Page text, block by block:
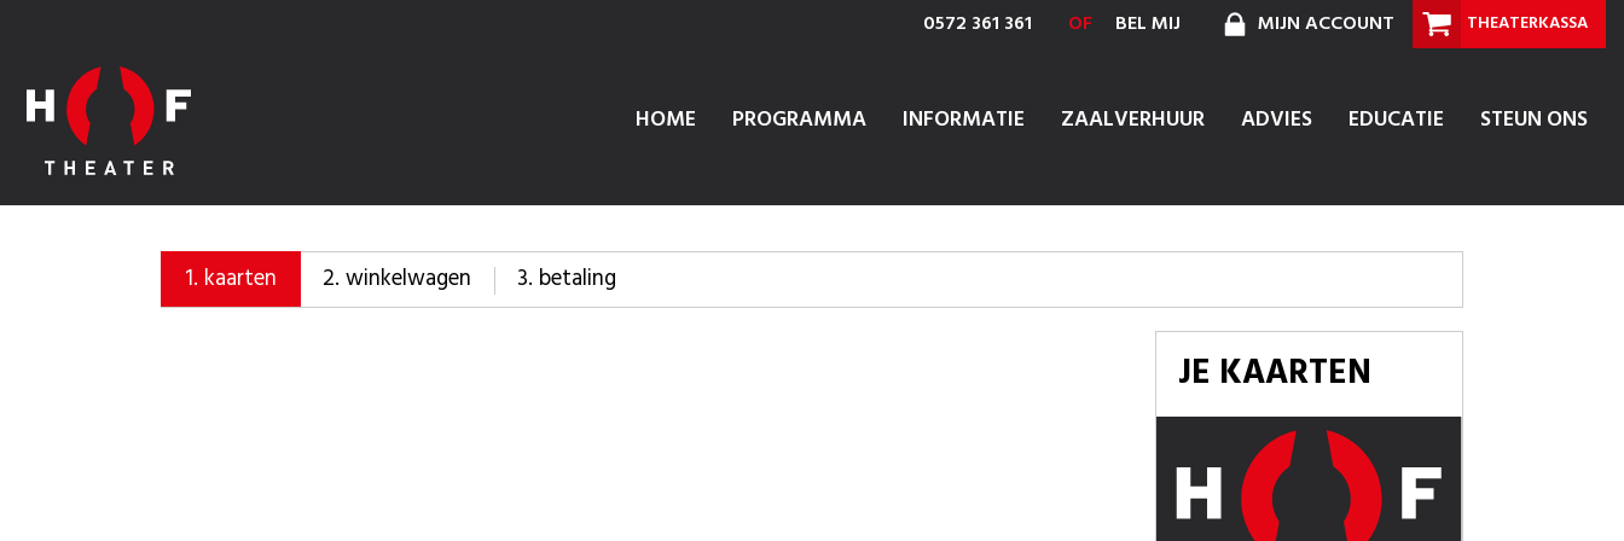
0572 361 361 OF BEL MIJ MIJN ACCOUNT THEATERKASSA
HOME PROGRAMMA INFORMATIE ZAALVERHUUR ADVIES EDUCATIE STEUN ONS
1. kaarten 2.winkelwagen 3. betaling
JE KAARTEN